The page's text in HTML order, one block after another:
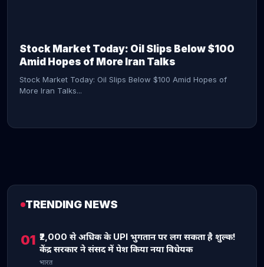
Stock Market Today: Oil Slips Below $100
Amid Hopes of More Iran Talks
Stock Market Today: Oil Slips Below $100 Amid Hopes of
More Iran Talks...
TRENDING NEWS
01 ₹2,000 से अधिक के UPI भुगतान पर लग सकता है शुल्क!
केंद्र सरकार ने संसद में पेश किया नया विधेयक
भारत